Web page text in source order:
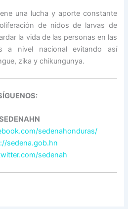
una lucha y aporte constante
de nidos de larvas de
la vida de las personas en las
a nivel nacional evitando así
zika y chikungunya.
sedenahonduras/
sedena.gob.hn
sedenah